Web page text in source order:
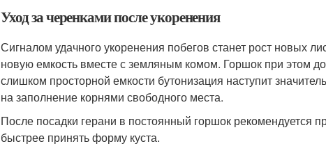
Уход за черенками после укоренения
Сигналом удачного укоренения побегов станет рост новых
новую емкость вместе с земляным комом. Горшок при этом
слишком просторной емкости бутонизация наступит
на заполнение корнями свободного места.
После посадки герани в постоянный горшок
быстрее принять форму куста.